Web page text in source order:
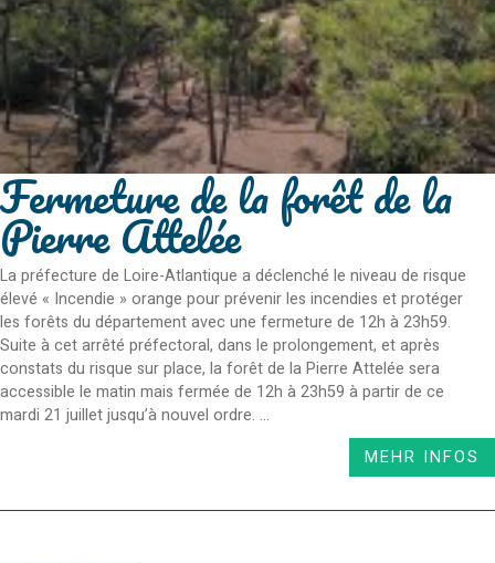
Fermeture de la forêt de la
Pierre Attelée
La préfecture de Loire-Atlantique a déclenché le niveau de risque
élevé « Incendie » orange pour prévenir les incendies et protéger
les forêts du département avec une fermeture de 12h à 23h59.
Suite à cet arrêté préfectoral, dans le prolongement, et après
constats du risque sur place, la forêt de la Pierre Attelée sera
accessible le matin mais fermée de 12h à 23h59 à partir de ce
mardi 21 juillet jusqu’à nouvel ordre. ...
MEHR INFOS